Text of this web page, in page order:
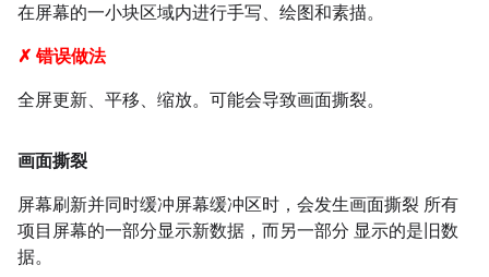
在屏幕的一小块区域内进行手写、绘图和素描。
✗ 错误做法
全屏更新、平移、缩放。可能会导致画面撕裂。
画面撕裂
屏幕刷新并同时缓冲屏幕缓冲区时，会发生画面撕裂 所有
项目屏幕的一部分显示新数据，而另一部分 显示的是旧数
据。